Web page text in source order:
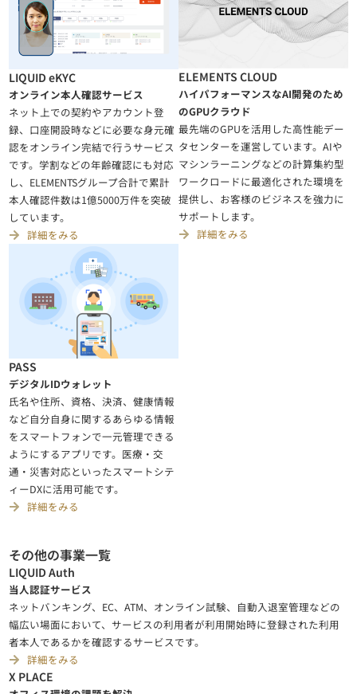
LIQUID eKYC
オンライン本人確認サービス
ネット上での契約やアカウント登
録、口座開設時などに必要な身元確
認をオンライン完結で行うサービス
です。学割などの年齢確認にも対応
し、ELEMENTSグループ合計で累計
本人確認件数は1億5000万件を突破
しています。
詳細をみる
ELEMENTS CLOUD
ハイパフォーマンスなAI開発のため
のGPUクラウド
最先端のGPUを活用した高性能デー
タセンターを運営しています。AIや
マシンラーニングなどの計算集約型
ワークロードに最適化された環境を
提供し、お客様のビジネスを強力に
サポートします。
詳細をみる
PASS
デジタルIDウォレット
氏名や住所、資格、決済、健康情報
など自分自身に関するあらゆる情報
をスマートフォンで一元管理できる
ようにするアプリです。医療・交
通・災害対応といったスマートシテ
ィーDXに活用可能です。
詳細をみる
その他の事業一覧
LIQUID Auth
当人認証サービス
ネットバンキング、EC、ATM、オンライン試験、自動入退室管理などの
幅広い場面において、サービスの利用者が利用開始時に登録された利用
者本人であるかを確認するサービスです。
詳細をみる
X PLACE